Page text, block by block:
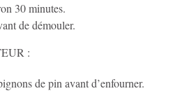
30 minutes.
de démouler.
:
de pin avant d’enfourner.